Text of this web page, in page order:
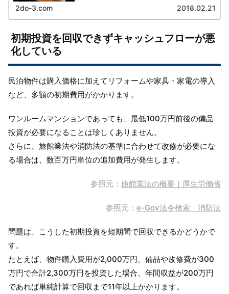
2do-3.com 2018.02.21
初期投資を回収できずキャッシュフローが悪
化している
民泊物件は購入価格に加えてリフォームや家具・家電の導入
など、多額の初期費用がかかります。
ワンルームマンションであっても、最低100万円前後の備品
投資が必要になることは珍しくありません。
さらに、旅館業法や消防法の基準に合わせて改修が必要にな
る場合は、数百万円単位の追加費用が発生します。
参照元： 旅館業法の概要｜厚生労働省
参照元： e-Gov法令検索｜消防法
問題は、こうした初期投資を短期間で回収できるかどうかで
す。
たとえば、物件購入費用が2,000万円、備品や改修費が300
万円で合計2,300万円を投資した場合、年間収益が200万円
であれば単純計算で回収まで11年以上かかります。